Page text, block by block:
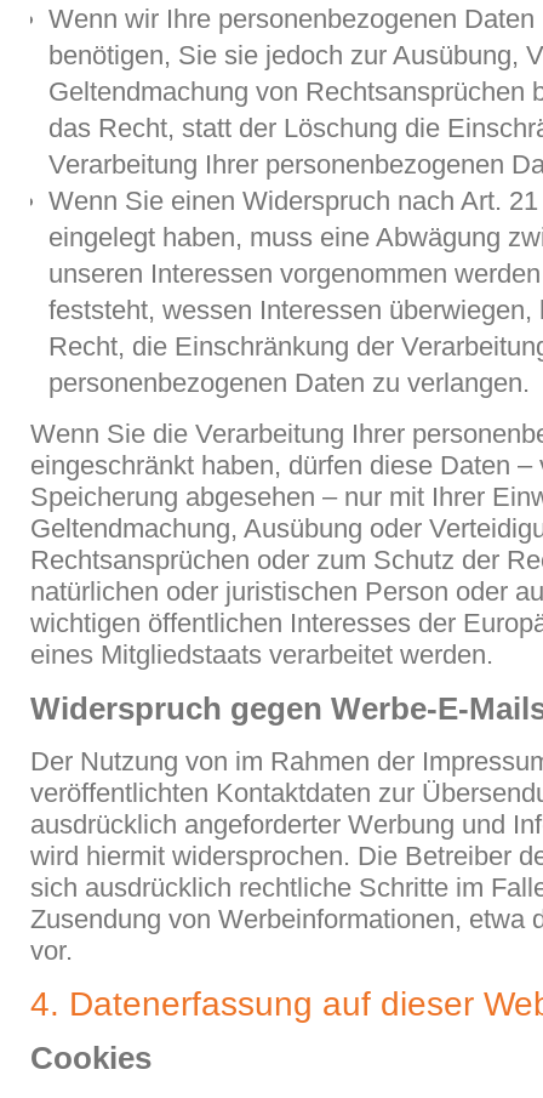
Wenn wir Ihre personenbezogenen Daten
benötigen, Sie sie jedoch zur Ausübung,
Geltendmachung von Rechtsansprüchen
das Recht, statt der Löschung die
Verarbeitung Ihrer personenbezogenen
Wenn Sie einen Widerspruch nach Art.
eingelegt haben, muss eine Abwägung
unseren Interessen vorgenommen
feststeht, wessen Interessen überwiegen,
Recht, die Einschränkung der
personenbezogenen Daten zu verlangen.
Wenn Sie die Verarbeitung Ihrer
eingeschränkt haben, dürfen diese Daten –
Speicherung abgesehen – nur mit Ihrer
Geltendmachung, Ausübung oder
Rechtsansprüchen oder zum Schutz der
natürlichen oder juristischen Person oder
wichtigen öffentlichen Interesses der
eines Mitgliedstaats verarbeitet werden.
Widerspruch gegen Werbe-E-
Der Nutzung von im Rahmen der
veröffentlichten Kontaktdaten zur
ausdrücklich angeforderter Werbung und
wird hiermit widersprochen. Die Betreiber
sich ausdrücklich rechtliche Schritte im
Zusendung von Werbeinformationen, etwa
vor.
4. Datenerfassung auf dieser
Cookies